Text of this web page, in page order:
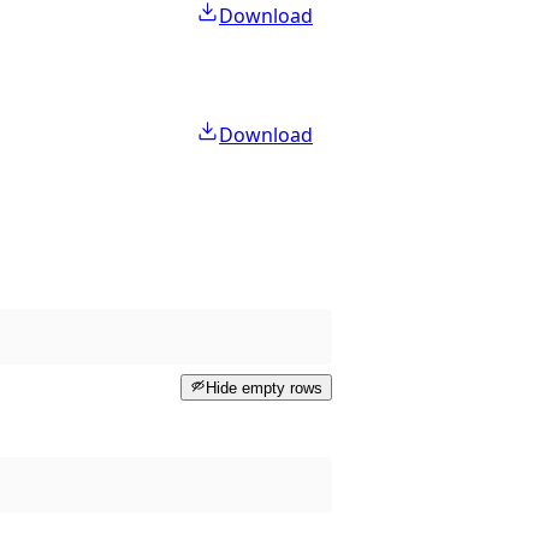
Download
Download
Hide empty rows